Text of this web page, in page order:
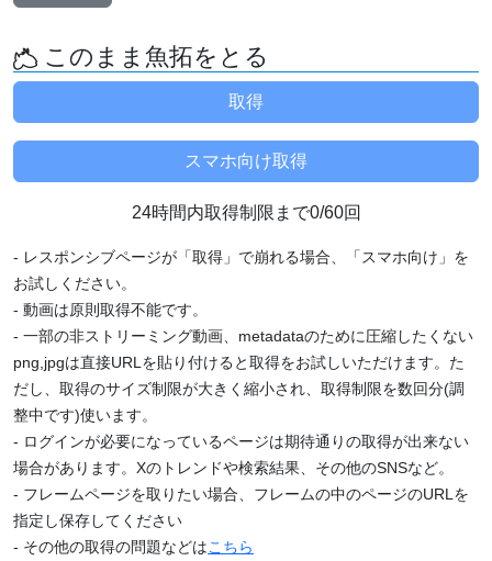
このまま魚拓をとる
24時間内取得制限まで0/60回
- レスポンシブページが「取得」で崩れる場合、「スマホ向け」を
お試しください。
- 動画は原則取得不能です。
- 一部の非ストリーミング動画、metadataのために圧縮したくない
png,jpgは直接URLを貼り付けると取得をお試しいただけます。た
だし、取得のサイズ制限が大きく縮小され、取得制限を数回分(調
整中です)使います。
- ログインが必要になっているページは期待通りの取得が出来ない
場合があります。Xのトレンドや検索結果、その他のSNSなど。
- フレームページを取りたい場合、フレームの中のページのURLを
指定し保存してください
- その他の取得の問題などはこちら